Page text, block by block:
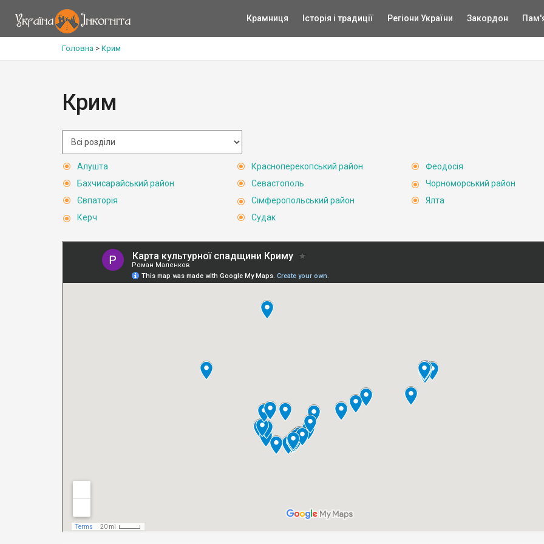
Крамниця Історія і традиції Регіони України Закордон
Головна > Крим
Крим
Алушта
Бахчисарайський район
Євпаторія
Керч
Красноперекопський район
Севастополь
Сімферопольський район
Судак
Феодосія
Чорноморський район
Ялта